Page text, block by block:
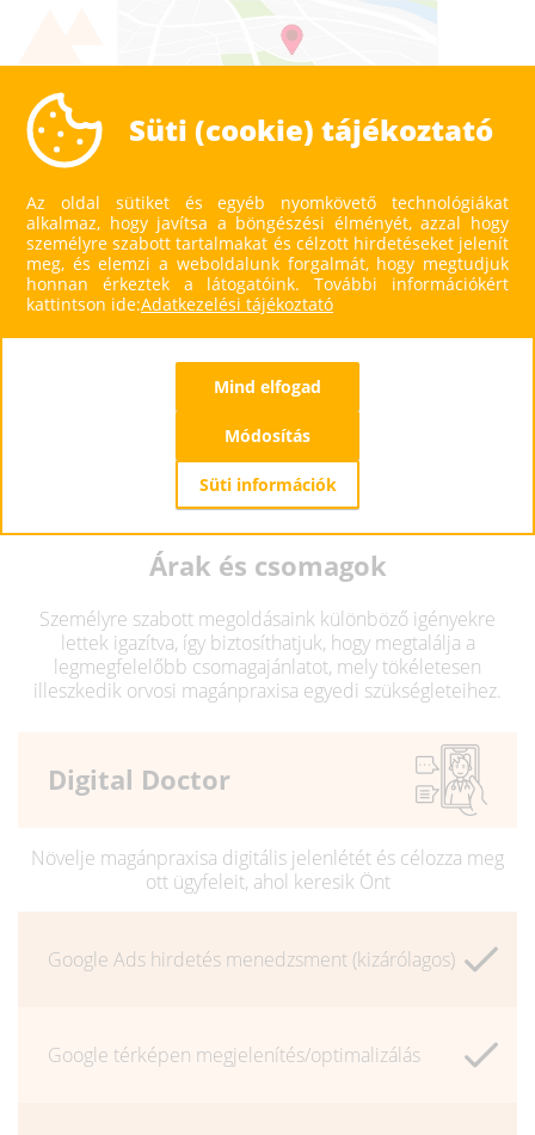
Kik fognak dolgozni a kampányokon?
Operatív Menedzser
Árak és csomagok
Személyre szabott megoldásaink különböző igényekre
lettek igazítva, így biztosíthatjuk, hogy megtalálja a
legmegfelelőbb csomagajánlatot, mely tökéletesen
illeszkedik orvosi magánpraxisa egyedi szükségleteihez.
Digital Doctor
Növelje magánpraxisa digitális jelenlétét és célozza meg
ott ügyfeleit, ahol keresik Önt
Google Ads hirdetés menedzsment (kizárólagos)
Google térképen megjelenítés/optimalizálás
Süti (cookie) tájékoztató
Az oldal sütiket és egyéb nyomkövető technológiákat
alkalmaz, hogy javítsa a böngészési élményét, azzal hogy
személyre szabott tartalmakat és célzott hirdetéseket jelenít
meg, és elemzi a weboldalunk forgalmát, hogy megtudjuk
honnan érkeztek a látogatóink.
További információkért
kattintson ide:Adatkezelési tájékoztató
Mind elfogad
Módosítás
Süti információk